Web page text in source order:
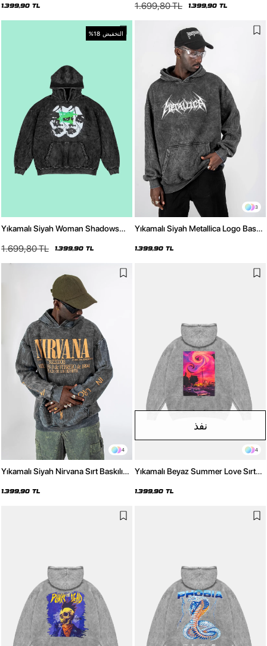
1.399,90 TL 1.699,80 TL 1.399,90 TL
%18 التخفيض
Yıkamalı Siyah Woman Shadows
1.699,80 TL 1.399,90 TL
3
Yıkamalı Siyah Metallica Logo Baskılı
1.399,90 TL
4
Yıkamalı Siyah Nirvana Sırt Baskılı
1.399,90 TL
4
نفذ
Yıkamalı Beyaz Summer Love Sırt
1.399,90 TL